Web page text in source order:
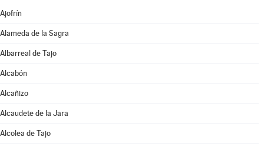
Ajofrín
Alameda de la Sagra
Albarreal de Tajo
Alcabón
Alcañizo
Alcaudete de la Jara
Alcolea de Tajo